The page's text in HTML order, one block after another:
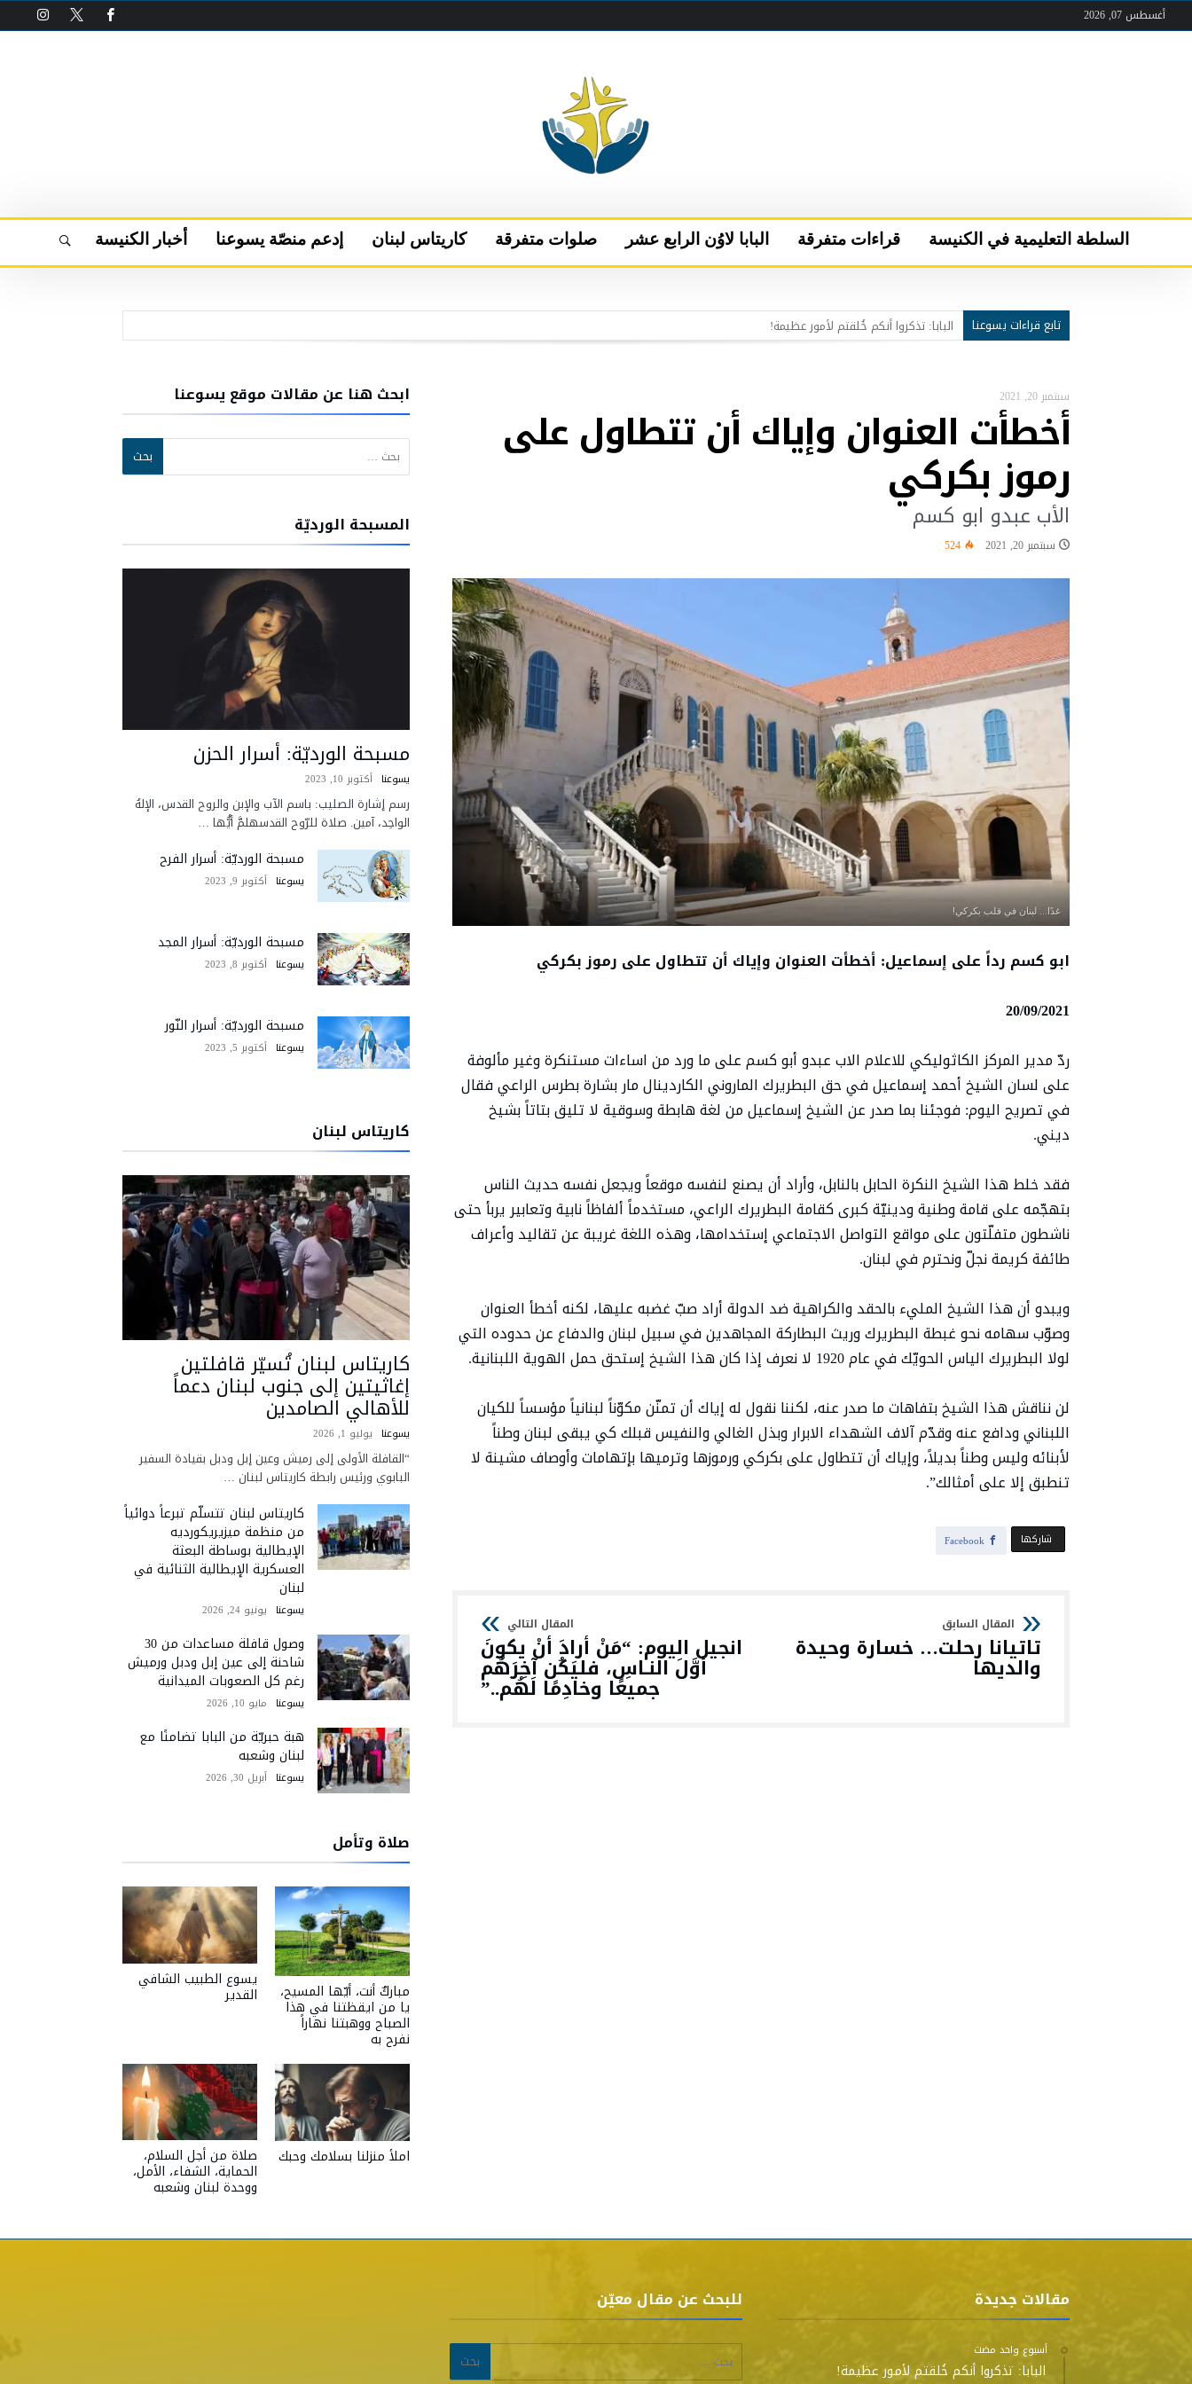
أغسطس 07, 2026
السلطة التعليمية في الكنيسة قراءات متفرقة البابا لاوُن الرابع عشر صلوات متفرقة كاريتاس لبنان إدعم منصّة يسوعنا أخبار الكنيسة
تابع قراءات يسوعنا
عقب لقاء الصلاة والأخوّة في قرية “كن مسبَّحا” البابا يتحدث إلى قناتَي NBC وتيليموندو الأمريكيتين
البابا: لتكن كل أداة تكنولوجية في خدمة الحقيقة والخير
“نشيد سلام” لقاء تستضيفه قرية “كن مسبحاً” يوم الأربعاء بحضور البابا لاون الرابع عشر
البابا في رسالة فيديو إلى شباب البرتغال: لا تتوقفوا عن الحلم بعالم يسوده السلام والأخوّة
البابا: البطريرك الحويك كان رجل الحوار والرجاء
البابا يقول إن العلاقة مع الله تقود إلى الفرح وتساعد الإنسان على أن يعيش علاقاته مع الآخرين على أفضل وجه
سبتمبر 20, 2021
أخطأت العنوان وإياك أن تتطاول على
رموز بكركي
الأب عبدو ابو كسم
سبتمبر 20, 2021 524
غدًا... لبنان في قلب بكركي!
ابو كسم رداً على إسماعيل: أخطأت العنوان وإياك أن تتطاول على رموز بكركي
20/09/2021
ردّ مدير المركز الكاثوليكي للاعلام الاب عبدو أبو كسم على ما ورد من اساءات مستنكرة وغير مألوفة
على لسان الشيخ أحمد إسماعيل في حق البطريرك الماروني الكاردينال مار بشارة بطرس الراعي فقال
في تصريح اليوم: فوجئنا بما صدر عن الشيخ إسماعيل من لغة هابطة وسوقية لا تليق بتاتاً بشيخ
ديني.
فقد خلط هذا الشيخ النكرة الحابل بالنابل، وأراد أن يصنع لنفسه موقعاً ويجعل نفسه حديث الناس
بتهجّمه على قامة وطنية ودينيّة كبرى كقامة البطريرك الراعي، مستخدماً ألفاظاً نابية وتعابير يربأ حتى
ناشطون متفلّتون على مواقع التواصل الاجتماعي إستخدامها، وهذه اللغة غريبة عن تقاليد وأعراف
طائفة كريمة نجلّ ونحترم في لبنان.
ويبدو أن هذا الشيخ المليء بالحقد والكراهية ضد الدولة أراد صبّ غضبه عليها، لكنه أخطأ العنوان
وصوّب سهامه نحو غبطة البطريرك وريث البطاركة المجاهدين في سبيل لبنان والدفاع عن حدوده التي
لولا البطريرك الياس الحويّك في عام 1920 لا نعرف إذا كان هذا الشيخ إستحق حمل الهوية اللبنانية.
لن نناقش هذا الشيخ بتفاهات ما صدر عنه، لكننا نقول له إياك أن تمنّن مكوّناً لبنانياً مؤسساً للكيان
اللبناني ودافع عنه وقدّم آلاف الشهداء الابرار وبذل الغالي والنفيس قبلك كي يبقى لبنان وطناً
لأبنائه وليس وطناً بديلاً، وإياك أن تتطاول على بكركي ورموزها وترميها بإتهامات وأوصاف مشينة لا
تنطبق إلا على أمثالك”.
‫‫ شاركها‬ Facebook
تاتيانا رحلت… خسارة وحيدة
والديها
انجيل اليوم: “مَنْ أرادَ أنْ يكونَ
أوَّلَ النـاسِ، فليَكُن آخِرَهُم
جميعًا وخادِمًا لَهُم..”
ابحث هنا عن مقالات موقع يسوعنا
البحث عن:
المسبحة الورديّة
مسبحة الورديّة: أسرار الحزن
يسوعنا أكتوبر 10, 2023
رسم إشارة الصليب: باسم الآب والإبن والروح القدس، الإلهُ
الواحِد، آمين. صلاة للرّوح القدسهلمَّ أيُّها …
مسبحة الورديّة: أسرار الفرح
يسوعنا أكتوبر 9, 2023
مسبحة الورديّة: أسرار المجد
يسوعنا أكتوبر 8, 2023
مسبحة الورديّة: أسرار النّور
يسوعنا أكتوبر 5, 2023
كاريتاس لبنان
كاريتاس لبنان تُسيّر قافلتين
إغاثيتين إلى جنوب لبنان دعماً
للأهالي الصامدين
يسوعنا يوليو 1, 2026
“القافلة الأولى إلى رميش وعين إبل ودبل بقيادة السفير
البابوي ورئيس رابطة كاريتاس لبنان …
كاريتاس لبنان تتسلّم تبرعاً دوائياً
من منظمة ميزيريكورديه
الإيطالية بوساطة البعثة
العسكرية الإيطالية الثنائية في
لبنان
يسوعنا يونيو 24, 2026
وصول قافلة مساعدات من 30
شاحنة إلى عين إبل ودبل ورميش
رغم كل الصعوبات الميدانية
يسوعنا مايو 10, 2026
هبة حبريّة من البابا تضامنًا مع
لبنان وشعبه
يسوعنا أبريل 30, 2026
صلاة وتأمل
يسوع الطبيب الشافي
القدير مباركٌ أنت، أيّها المسيح،
يا من ايقظتنا في هذا
الصباح ووهبتنا نهاراً
نفرح به
صلاة من أجل السلام،
الحماية، الشفاء، الأمل،
ووحدة لبنان وشعبه
املأ منزلنا بسلامك وحبك
مقالات جديدة
‫‫‫‏‫أسبوع واحد مضت‬
البابا: تذكروا أنكم خُلقتم لأمور عظيمة!
للبحث عن مقال معيّن
البحث عن: